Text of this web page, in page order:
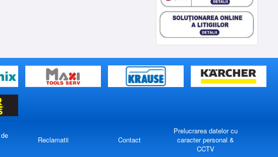
Reclamatii Contact
Prelucrarea datelor cu
caracter personal &
CCTV